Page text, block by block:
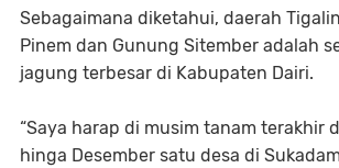
Sebagaimana diketahui, daerah
Pinem dan Gunung Sitember adalah
jagung terbesar di Kabupaten Dairi.
“Saya harap di musim tanam terakhir
hinga Desember satu desa di